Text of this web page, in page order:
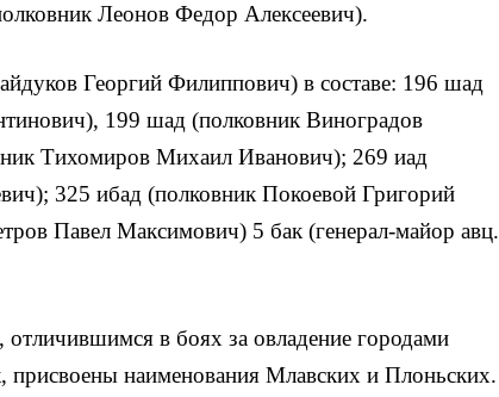
Леонов Федор Алексеевич).
Георгий Филиппович) в составе: 196 шад
199 шад (полковник Виноградов
Тихомиров Михаил Иванович); 269 иад
325 ибад (полковник Покоевой Григорий
Павел Максимович) 5 бак (генерал-майор авц.
в боях за овладение городами
наименования Млавских и Плоньских.